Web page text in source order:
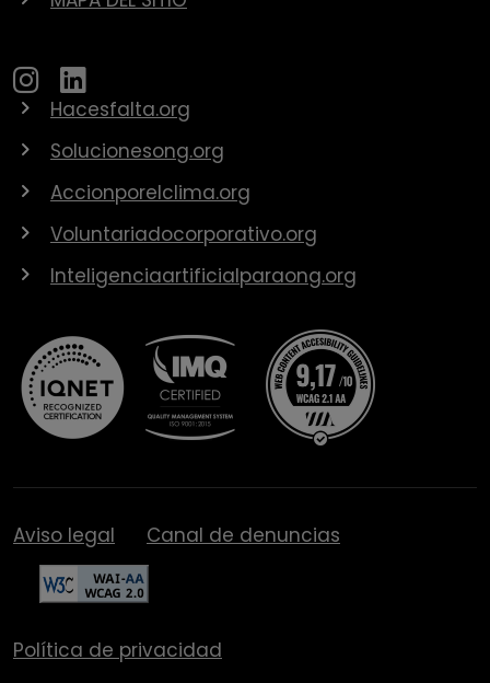
Hacesfalta.org
Solucionesong.org
Accionporelclima.org
Voluntariadocorporativo.org
Inteligenciaartificialparaong.org
Aviso legal Canal de denuncias
Política de privacidad